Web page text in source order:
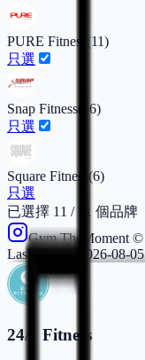
PURE Fitness (11)
只選
Snap Fitness( 26)
只選
Square Fitness (6)
只選
已選擇 11 /
個品牌
Gym.TheMoment ©
Last update:
2026-08-05
24/7 Fitness